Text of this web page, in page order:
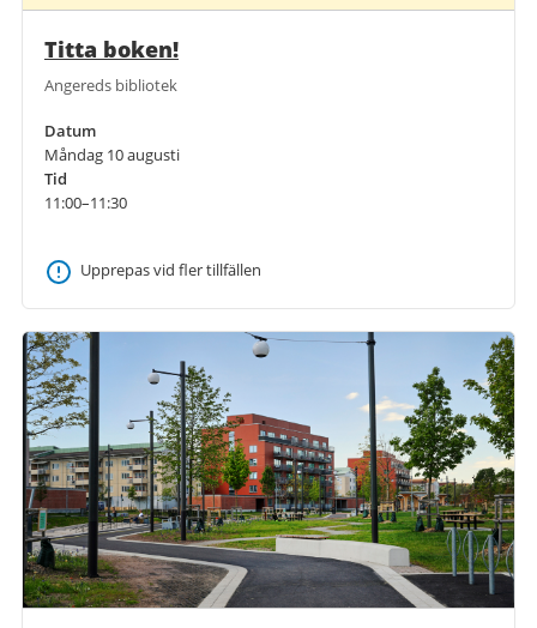
Titta boken!
Angereds bibliotek
Datum
Måndag 10 augusti
Tid
11:00–11:30
Upprepas vid fler tillfällen